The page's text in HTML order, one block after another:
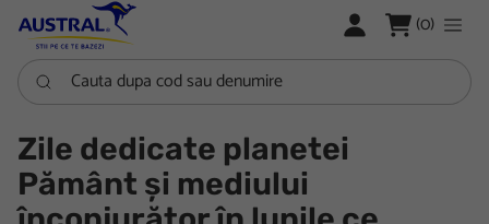
LOGARE (0)
Cauta dupa cod sau denumire
Zile dedicate planetei
Pământ și mediului